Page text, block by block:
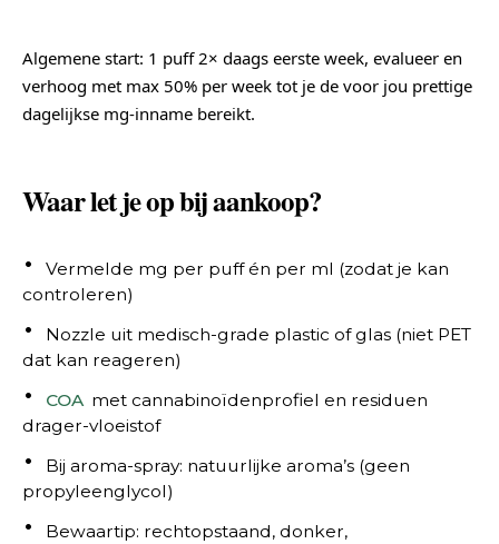
Algemene start: 1 puff 2× daags eerste week, evalueer en
verhoog met max 50% per week tot je de voor jou prettige
dagelijkse mg-inname bereikt.
Waar let je op bij aankoop?
Vermelde mg per puff én per ml (zodat je kan
controleren)
Nozzle uit medisch-grade plastic of glas (niet PET
dat kan reageren)
COA met cannabinoïdenprofiel en residuen
drager-vloeistof
Bij aroma-spray: natuurlijke aroma’s (geen
propyleenglycol)
Bewaartip: rechtopstaand, donker,